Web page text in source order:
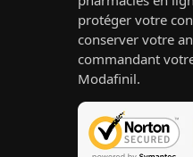
protéger votre
conserver votre
commandant
Modafinil.